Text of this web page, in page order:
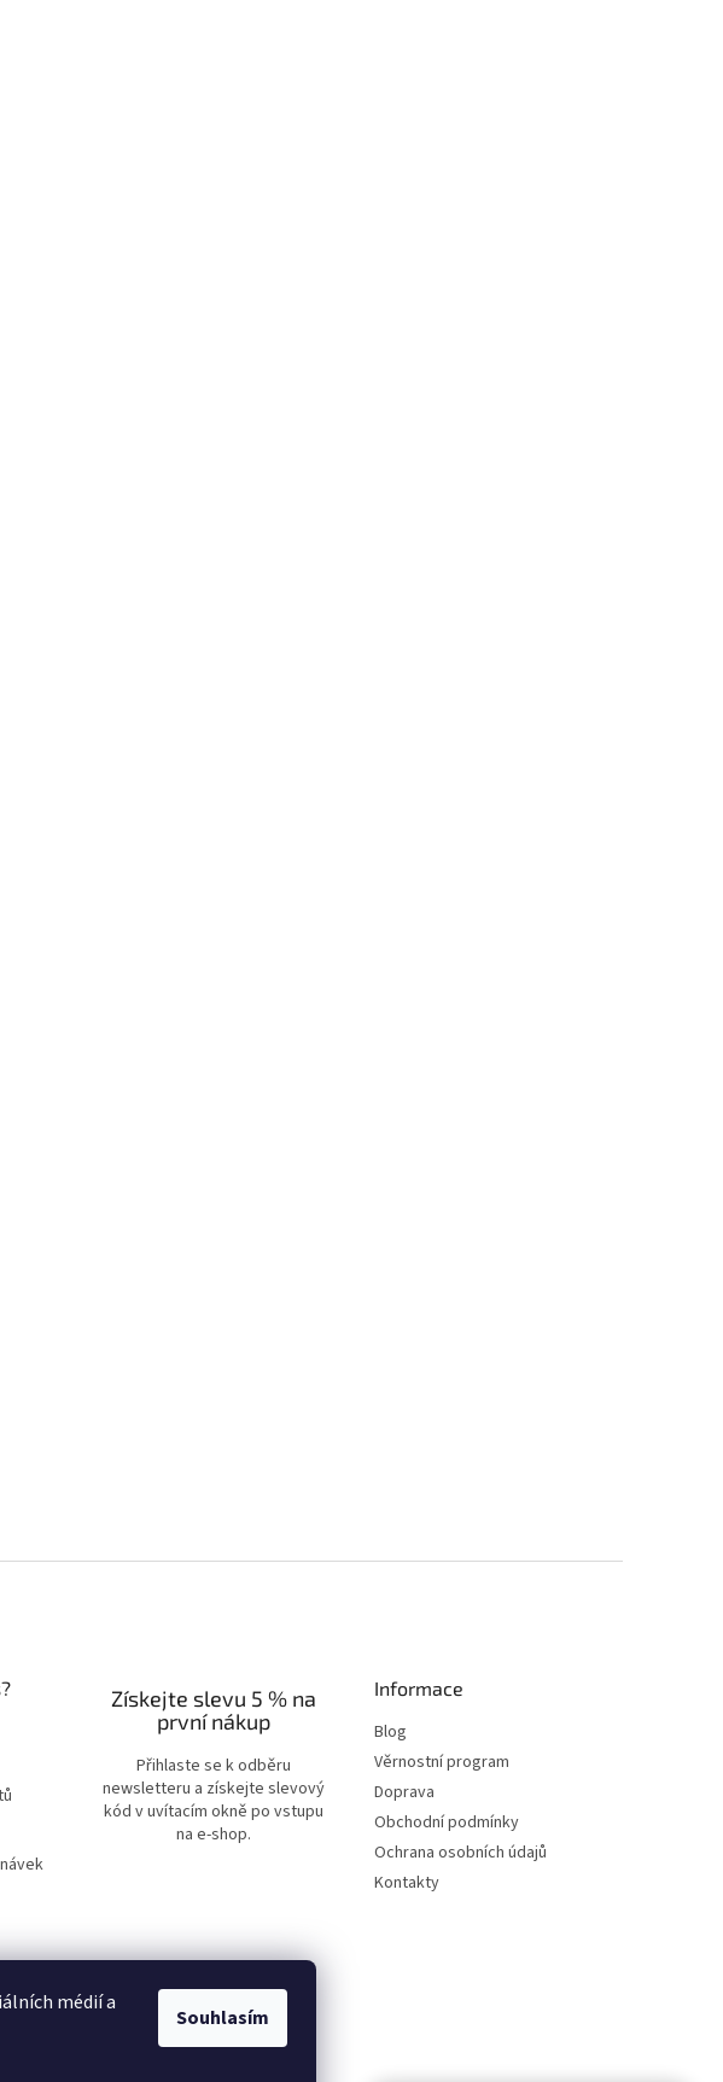
médií a
Souhlasím
Získejte slevu 5 % na
první nákup
Přihlaste se k odběru
newsletteru a získejte slevový
kód v uvítacím okně po vstupu
na e-shop.
Informace
Blog
Věrnostní program
Doprava
Obchodní podmínky
Ochrana osobních údajů
Kontakty